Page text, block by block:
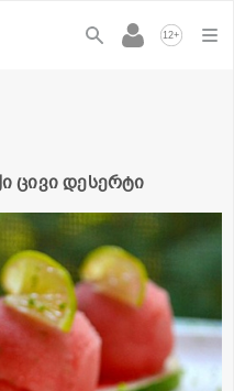
12+
ცივი დესერტი